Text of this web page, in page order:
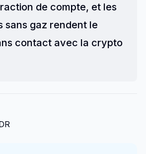
de compte, et les
sans gaz rendent le
contact avec la crypto